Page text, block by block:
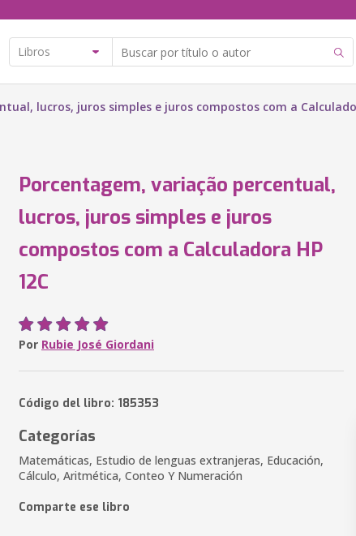
lucros, juros simples e juros compostos com a
Porcentagem, variação percentual,
lucros, juros simples e juros
compostos com a Calculadora HP
12C
Por Rubie José Giordani
Código del libro: 185353
Categorías
Matemáticas, Estudio de lenguas extranjeras, Educación,
Cálculo, Aritmética, Conteo Y Numeración
Comparte ese libro